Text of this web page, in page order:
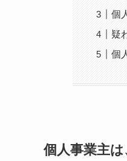
個
疑
個
個人事業主